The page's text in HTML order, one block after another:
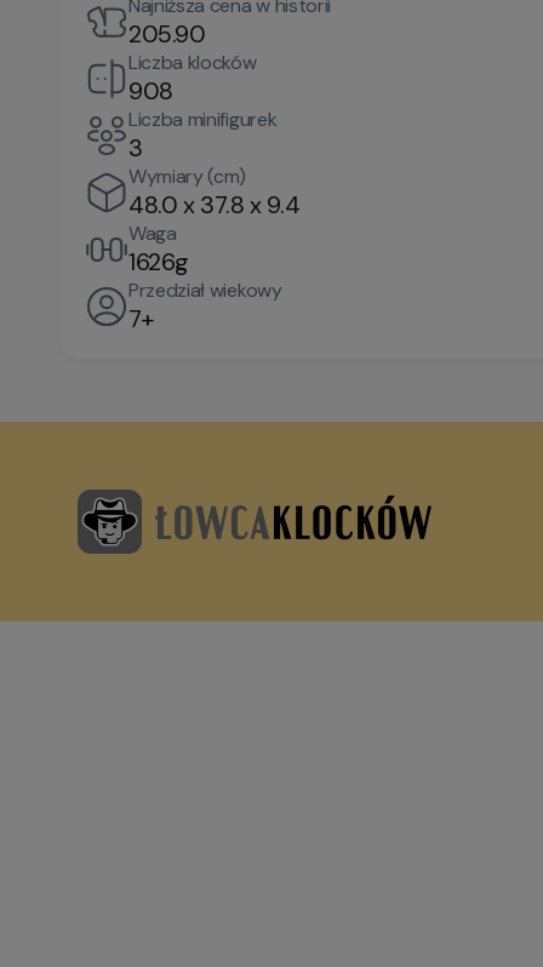
Najniższa cena w historii
205.90
Liczba klocków
908
Liczba minifigurek
3
Wymiary (cm)
48.0 x 37.8 x 9.4
Waga
1626g
Przedział wiekowy
7+